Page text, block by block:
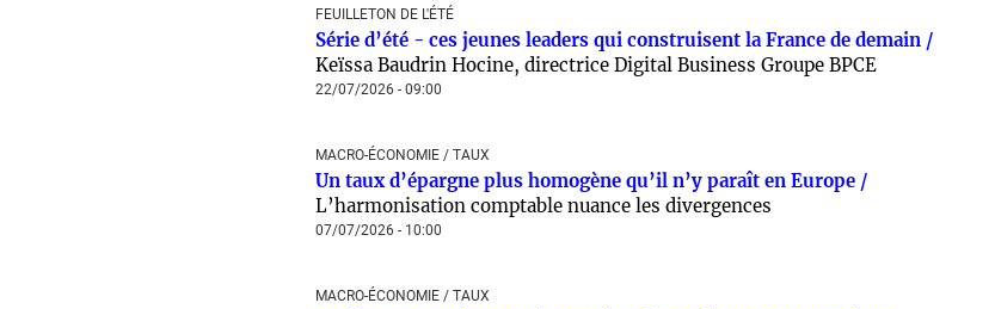
FEUILLETON DE L'ÉTÉ
Série d’été - ces jeunes leaders qui construisent la France de demain /
Keïssa Baudrin Hocine, directrice Digital Business Groupe BPCE
22/07/2026 - 09:00
MACRO-ÉCONOMIE / TAUX
Un taux d’épargne plus homogène qu’il n’y paraît en Europe /
L’harmonisation comptable nuance les divergences
07/07/2026 - 10:00
MACRO-ÉCONOMIE / TAUX